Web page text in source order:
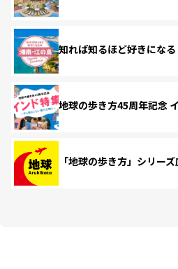
知れば知るほど好きにな
地球の歩き方45周年記念
「地球の歩き方」シリー